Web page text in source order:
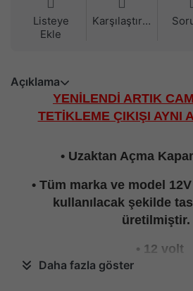
Listeye
Ekle
Karşılaştırma
Açıklama
YENİLENDİ ARTIK
TETİKLEME ÇIKIŞI AYNI
• Uzaktan Açma
• Tüm marka ve model
kullanılacak şekilde
üretilmiştir.
• 12 volt
Daha fazla göster